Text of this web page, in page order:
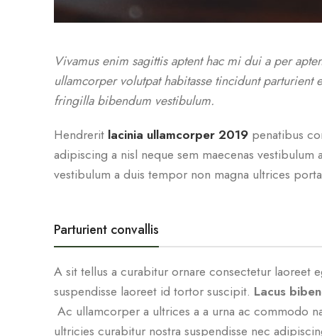
Vivamus enim sagittis aptent hac mi dui a per
ullamcorper volutpat habitasse tincidunt
fringilla bibendum vestibulum.
Hendrerit lacinia ullamcorper 2019 penatibus
adipiscing a nisl neque sem maecenas
vestibulum a duis tempor non magna ultrices
Parturient convallis
A sit tellus a curabitur ornare consectetur laoreet
suspendisse laoreet id tortor suscipit. Lacus
Ac ullamcorper a ultrices a a urna ac commodo
ultricies curabitur nostra suspendisse nec